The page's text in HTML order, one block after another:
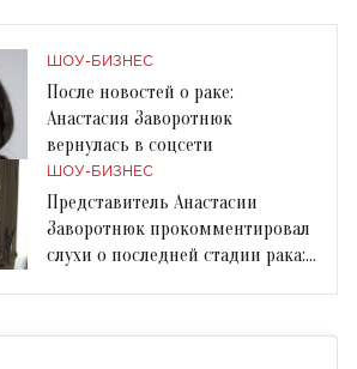
ШОУ-БИЗНЕС
После новостей о раке:
Анастасия Заворотнюк
вернулась в соцсети
ШОУ-БИЗНЕС
Представитель Анастасии
Заворотнюк прокомментировал
слухи о последней стадии рака: